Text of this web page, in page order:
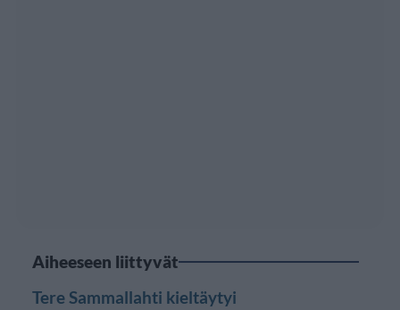
Aiheeseen liittyvät
Tere Sammallahti kieltäytyi